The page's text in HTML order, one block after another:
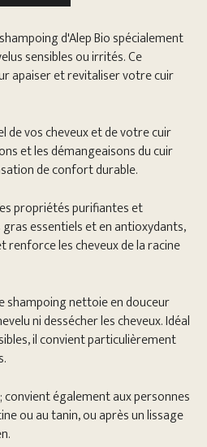
d'Alep Bio spécialement
sensibles ou irrités. Ce
apaiser et revitaliser votre cuir
de vos cheveux et de votre cuir
et les démangeaisons du cuir
de confort durable.
propriétés purifiantes et
gras essentiels et en antioxydants,
renforce les cheveux de la racine
shampoing nettoie en douceur
ni dessécher les cheveux. Idéal
il convient particulièrement
également aux personnes
ou au tanin, ou après un lissage